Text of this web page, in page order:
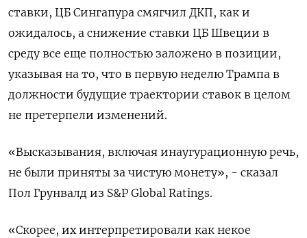
ставки, ЦБ Сингапура смягчил ДКП, как и
ожидалось, а снижение ставки ЦБ Швеции в
среду все еще полностью заложено в позиции,
указывая на то, что в первую неделю Трампа в
должности будущие траектории ставок в целом
не претерпели изменений.
«Высказывания, включая инаугурационную речь,
не были приняты за чистую монету», - сказал
Пол Грунвалд из S&P Global Ratings.
«Скорее, их интерпретировали как некое